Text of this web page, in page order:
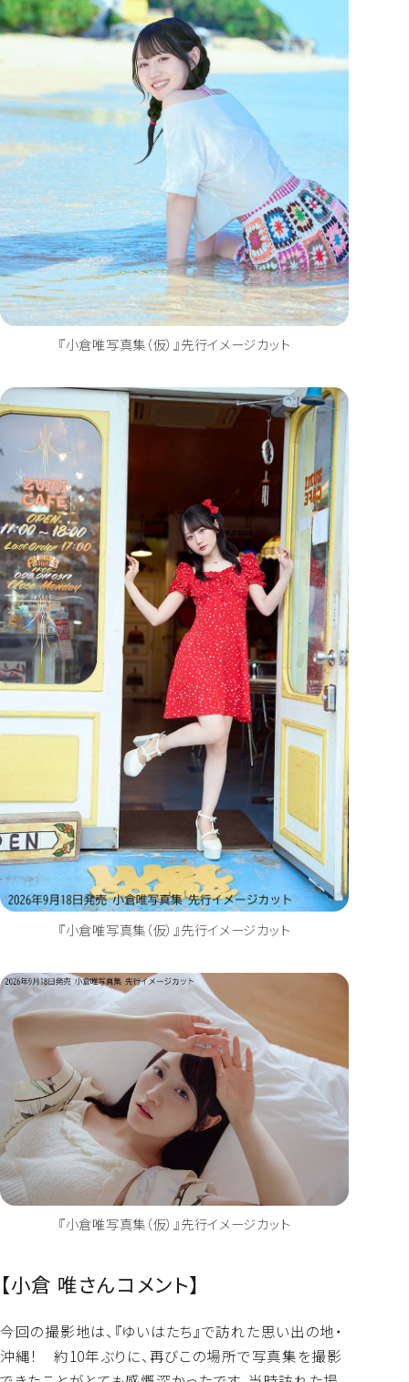
『小倉唯写真集（仮）』先行イメージカット
『小倉唯写真集（仮）』先行イメージカット
『小倉唯写真集（仮）』先行イメージカット
【小倉 唯さんコメント】
今回の撮影地は、『ゆいはたち』で訪れた思い出の地・
沖縄！ 約10年ぶりに、再びこの場所で写真集を撮影